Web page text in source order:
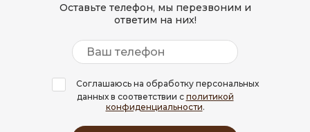
Оставьте телефон, мы перезвоним и
ответим на них!
Соглашаюсь на обработку персональных
данных в соответствии с политикой
конфиденциальности.